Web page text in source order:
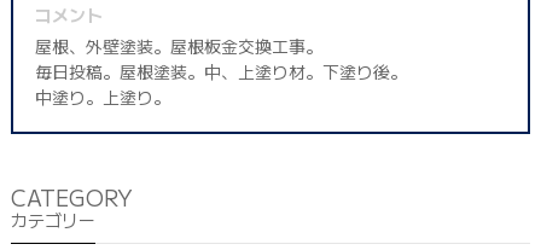
コメント
屋根、外壁塗装。屋根板金交換工事。
毎日投稿。屋根塗装。中、上塗り材。下塗り後。
中塗り。上塗り。
CATEGORY
カテゴリー